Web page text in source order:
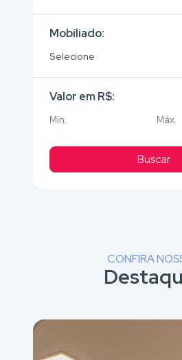
Mobiliado:
Selecione
Valor em R$:
Buscar
CONFIRA